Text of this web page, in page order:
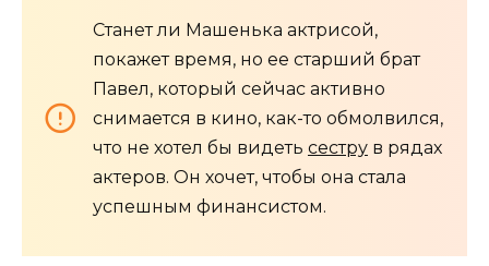
Станет ли Машенька актрисой,
покажет время, но ее старший брат
Павел, который сейчас активно
снимается в кино, как-то обмолвился,
что не хотел бы видеть сестру в рядах
актеров. Он хочет, чтобы она стала
успешным финансистом.